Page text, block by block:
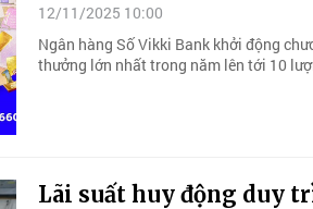
12/11/2025 10:00
Ngân hàng Số Vikki Bank khởi động
thưởng lớn nhất trong năm lên tới 10
Lãi suất huy động duy